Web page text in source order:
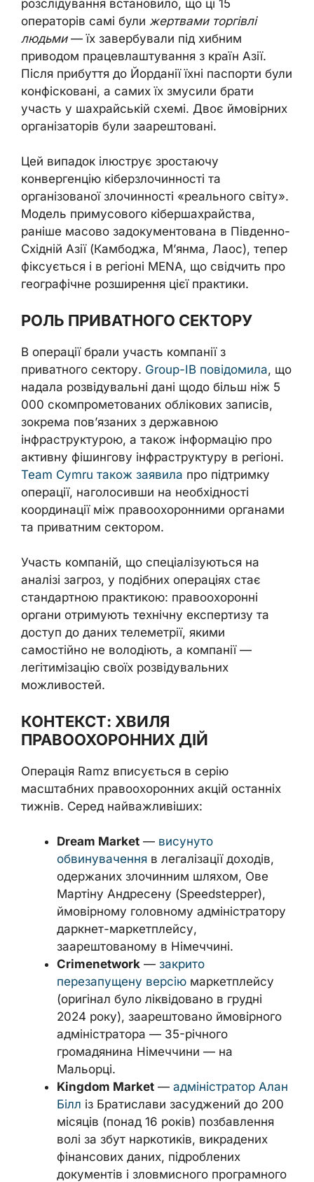
розслідування встановило, що ці 15
операторів самі були жертвами торгівлі
людьми— їх завербували під хибним
приводом працевлаштування з країн Азії.
Після прибуття до Йорданії їхні паспорти були
конфісковані, а самих їх змусили брати
участь у шахрайській схемі. Двоє ймовірних
організаторів були заарештовані.
Цей випадок ілюструє зростаючу
конвергенцію кіберзлочинності та
організованої злочинності «реального світу».
Модель примусового кібершахрайства,
раніше масово задокументована в Південно-
Східній Азії (Камбоджа, М’янма, Лаос), тепер
фіксується і в регіоні MENA, що свідчить про
географічне розширення цієї практики.
РОЛЬ ПРИВАТНОГО СЕКТОРУ
В операції брали участь компанії з
приватного сектору. Group-IB повідомила, що
надала розвідувальні дані щодо більш ніж 5
000 скомпрометованих облікових записів,
зокрема пов’язаних з державною
інфраструктурою, а також інформацію про
активну фішингову інфраструктуру в регіоні.
Team Cymru також заявила про підтримку
операції, наголосивши на необхідності
координації між правоохоронними органами
та приватним сектором.
Участь компаній, що спеціалізуються на
аналізі загроз, у подібних операціях стає
стандартною практикою: правоохоронні
органи отримують технічну експертизу та
доступ до даних телеметрії, якими
самостійно не володіють, а компанії —
легітимізацію своїх розвідувальних
можливостей.
КОНТЕКСТ: ХВИЛЯ
ПРАВООХОРОННИХ ДІЙ
Операція Ramz вписується в серію
масштабних правоохоронних акцій останніх
тижнів. Серед найважливіших:
Dream Market — висунуто
обвинувачення в легалізації доходів,
одержаних злочинним шляхом, Ове
Мартіну Андресену (Speedstepper),
ймовірному головному адміністратору
даркнет-маркетплейсу,
заарештованому в Німеччині.
Crimenetwork — закрито
перезапущену версію маркетплейсу
(оригінал було ліквідовано в грудні
2024 року), заарештовано ймовірного
адміністратора — 35-річного
громадянина Німеччини — на
Мальорці.
Kingdom Market — адміністратор Алан
Білл із Братислави засуджений до 200
місяців (понад 16 років) позбавлення
волі за збут наркотиків, викрадених
фінансових даних, підроблених
документів і зловмисного програмного